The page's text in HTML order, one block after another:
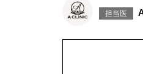
リスク、副作用：赤
に生じることがござ
顔の脂肪吸引箇所の
担当医